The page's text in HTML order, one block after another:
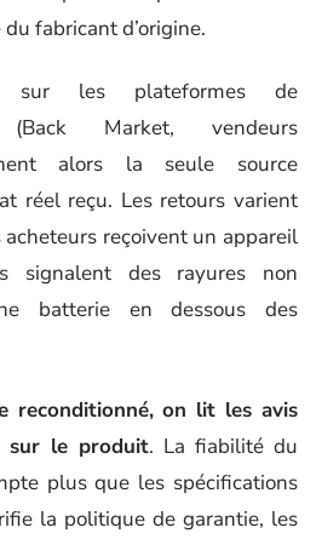
fabricant d’origine.
sur les plateformes de
(Back Market, vendeurs
alors la seule source
réel reçu. Les retours varient
reçoivent un appareil
signalent des rayures non
batterie en dessous des
reconditionné, on lit les avis
sur le produit. La fiabilité du
plus que les spécifications
la politique de garantie, les